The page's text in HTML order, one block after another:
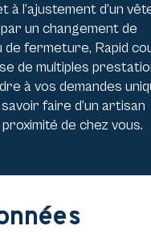
à l’ajustement d’un
un changement de
de fermeture, Rapid
de multiples
à vos demandes
faire d’un artisan
de chez vous.